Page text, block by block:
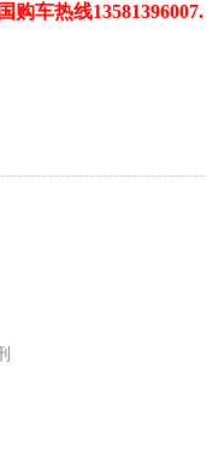
购车热线13581396007.